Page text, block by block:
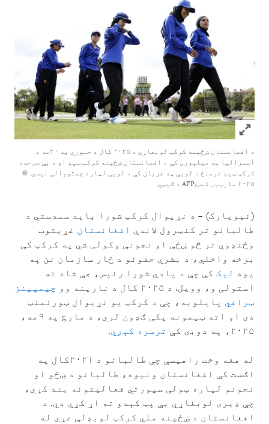
Click to expand Image
د افغانستان ښځینه کرکټ لوبغاړې د ۲۰۲۵ کال د جنوري په ۳۰مه د
آسټرالیا په میلبورن کې د افغانستان ښځینه کرکټ ټیم او د بې سرحده
کرکټ ټیم ترمنځ د لوبې په جریان کې د لوبې لپاره چمتووالی نیسي. ©
۲۰۲۵ مارټین کیپ/AFP د ګیټي
(نیویارک) – د نړیوال کرکټ شورا باید سمدستي د
طالبانو تر کنټرول لاندې افغانستان غړیتوب
وځنډوي تر څو ښځې او نجونې وکولی شي په کرکټ کې
برخه واخلي، د بشري حقونو د څار سازمان نن په
یوه لیک کې چې د یادې شورا رئیس، جې شاه ته
استولی و، وویل. د ۲۰۲۵ کال د نارینه وو
چیمپینز
ټرافي پایلوبه، چې د کرکټ یو نړیوال ټورنمنټ
دی او اته ټیمونه پکې ګډون لري، د مارچ په ۹مه،
۲۰۲۵، په دوبۍ کې
ترسره کېږي.
له هغه وخت راهیسې چې طالبانو د ۲۰۲۱کال په
اګست کې افغانستان ونیوه، طالبانو د ښځو او
نجونو لپاره ټولې سپورتي فعالیتونه بند کړي،
چې ډیری لوبغاړي یې پټ کېدو ته اړ کړي دي. د
افغانستان د ښځینه ملي کرکټ لوبډلې غړي له